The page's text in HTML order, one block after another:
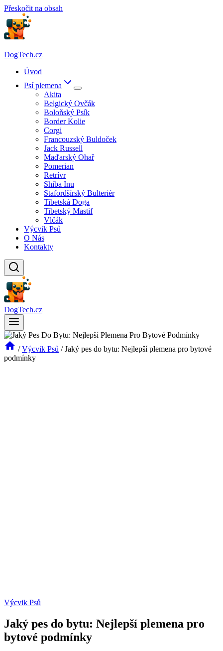
Přeskočit na obsah
DogTech.cz
Úvod
Psí plemena
Akita
Belgický Ovčák
Boloňský Psík
Border Kolie
Corgi
Francouzský Buldoček
Jack Russell
Maďarský Ohař
Pomerian
Retrívr
Shiba Inu
Stafordšírský Bulteriér
Tibetská Doga
Tibetský Mastif
Vlčák
Výcvik Psů
O Nás
Kontakty
DogTech.cz
/ Výcvik Psů / Jaký pes do bytu: Nejlepší plemena pro bytové
podmínky
Výcvik Psů
Jaký pes do bytu: Nejlepší plemena pro
bytové podmínky